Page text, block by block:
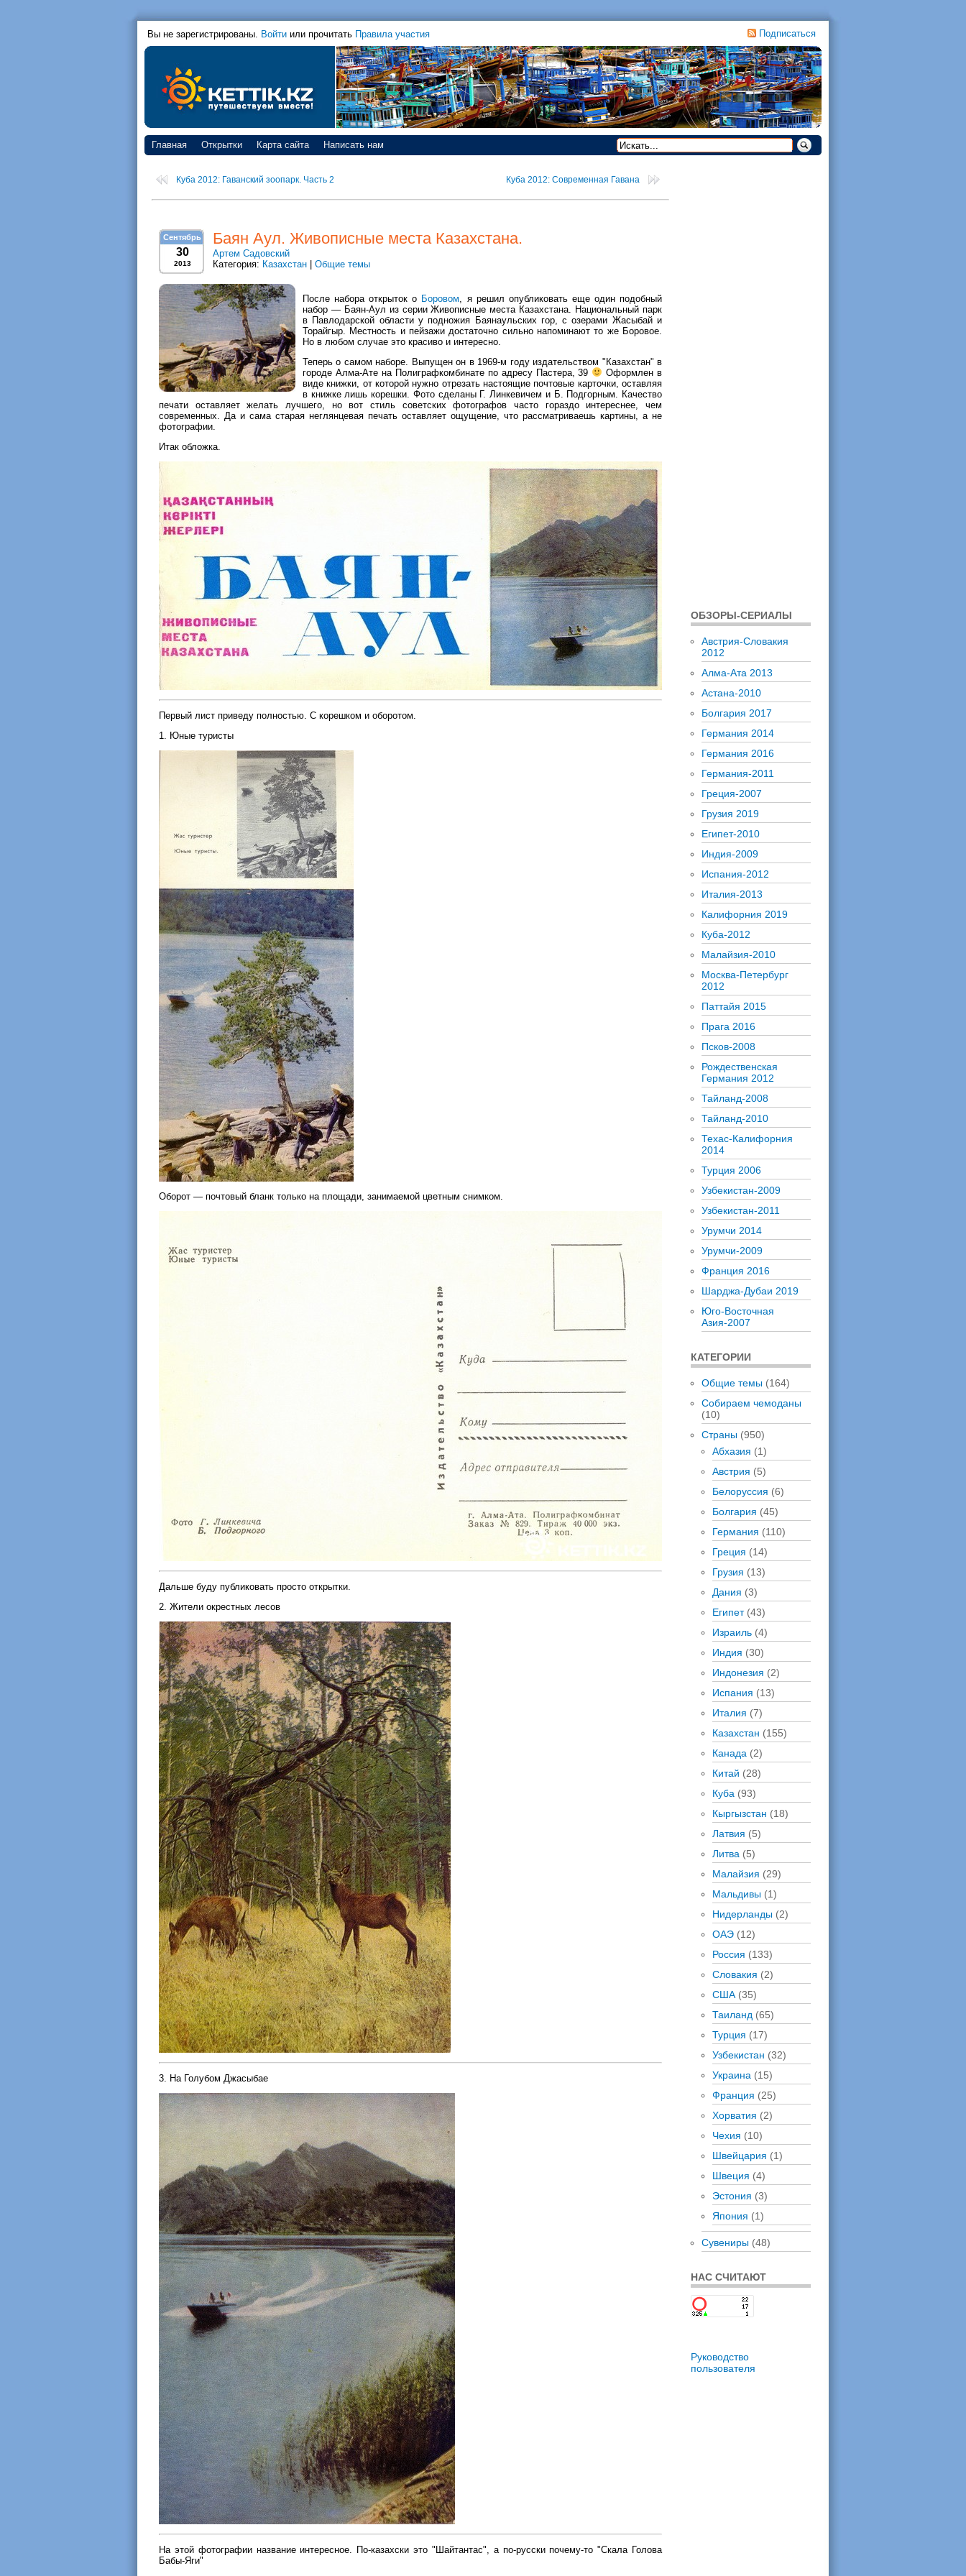
Вы не зарегистрированы. Войти или прочитать Правила участия Подписаться
Главная Открытки Карта сайта Написать нам
Куба 2012: Гаванский зоопарк. Часть 2 Куба 2012: Современная Гавана
Сентябрь
30
2013
Баян Аул. Живописные места Казахстана.
Артем Садовский
Категория: Казахстан | Общие темы
После набора открыток о Боровом , я решил опубликовать еще один подобный
набор — Баян-Аул из серии Живописные места Казахстана. Национальный парк
в Павлодарской области у подножия Баянаульских гор, с озерами Жасыбай и
Торайгыр. Местность и пейзажи достаточно сильно напоминают то же Боровое.
Но в любом случае это красиво и интересно.
Теперь о самом наборе. Выпущен он в 1969-м году издательством "Казахстан" в
городе Алма-Ате на Полиграфкомбинате по адресу Пастера, 39
Оформлен в
виде книжки, от которой нужно отрезать настоящие почтовые карточки, оставляя
в книжке лишь корешки. Фото сделаны Г. Линкевичем и Б. Подгорным. Качество
печати оставляет желать лучшего, но вот стиль советских фотографов часто гораздо интереснее, чем
современных. Да и сама старая неглянцевая печать оставляет ощущение, что рассматриваешь картины, а не
фотографии.
Итак обложка.
Первый лист приведу полностью. С корешком и оборотом.
1. Юные туристы
Оборот — почтовый бланк только на площади, занимаемой цветным снимком.
Дальше буду публиковать просто открытки.
2. Жители окрестных лесов
3. На Голубом Джасыбае
На этой фотографии название интересное. По-казахски это "Шайтантас", а по-русски почему-то "Скала Голова
Бабы-Яги"
ОБЗОРЫ-СЕРИАЛЫ
Австрия-Словакия
2012
Алма-Ата 2013
Астана-2010
Болгария 2017
Германия 2014
Германия 2016
Германия-2011
Греция-2007
Грузия 2019
Египет-2010
Индия-2009
Испания-2012
Италия-2013
Калифорния 2019
Куба-2012
Малайзия-2010
Москва-Петербург
2012
Паттайя 2015
Прага 2016
Псков-2008
Рождественская
Германия 2012
Тайланд-2008
Тайланд-2010
Техас-Калифорния
2014
Турция 2006
Узбекистан-2009
Узбекистан-2011
Урумчи 2014
Урумчи-2009
Франция 2016
Шарджа-Дубаи 2019
Юго-Восточная
Азия-2007
КАТЕГОРИИ
Общие темы (164)
Собираем чемоданы
(10)
Страны (950)
Абхазия (1)
Австрия (5)
Белоруссия (6)
Болгария (45)
Германия (110)
Греция (14)
Грузия (13)
Дания (3)
Египет(43)
Израиль (4)
Индия (30)
Индонезия (2)
Испания (13)
Италия (7)
Казахстан (155)
Канада (2)
Китай (28)
Куба (93)
Кыргызстан (18)
Латвия (5)
Литва (5)
Малайзия (29)
Мальдивы (1)
Нидерланды (2)
ОАЭ (12)
Россия (133)
Словакия (2)
США (35)
Таиланд (65)
Турция (17)
Узбекистан (32)
Украина (15)
Франция (25)
Хорватия (2)
Чехия (10)
Швейцария (1)
Швеция (4)
Эстония (3)
Япония (1)
Сувениры (48)
НАС СЧИТАЮТ
Руководство
пользователя